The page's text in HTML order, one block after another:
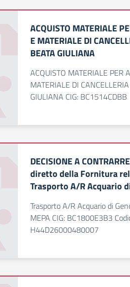
ACQUISTO MATERIALE
E MATERIALE DI
BEATA GIULIANA
ACQUISTO MATERIALE PER
MATERIALE DI
GIULIANA CIG: BC1514CDBB
DECISIONE A
diretto della Fornitura
Trasporto A/R Acquario
Trasporto A/R Acquario di
MEPA CIG: BC1800E3B3
H44D26000480007